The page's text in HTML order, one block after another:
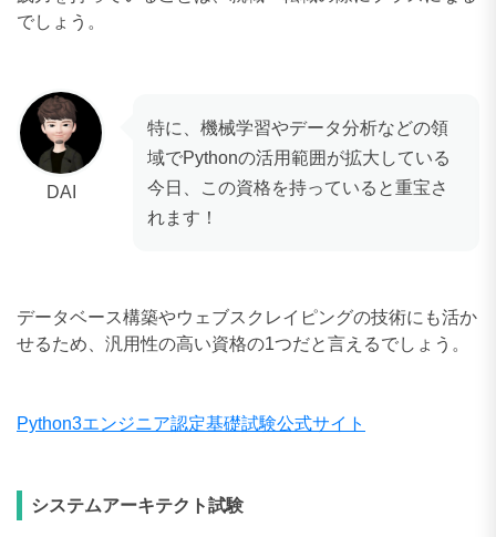
でしょう。
DAI
特に、機械学習やデータ分析などの領
域でPythonの活用範囲が拡大している
今日、この資格を持っていると重宝さ
れます！
データベース構築やウェブスクレイピングの技術にも活か
せるため、汎用性の高い資格の1つだと言えるでしょう。
Python3エンジニア認定基礎試験公式サイト
システムアーキテクト試験